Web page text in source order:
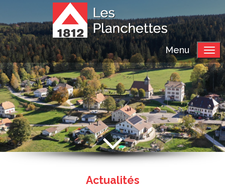
Menu
Actualités